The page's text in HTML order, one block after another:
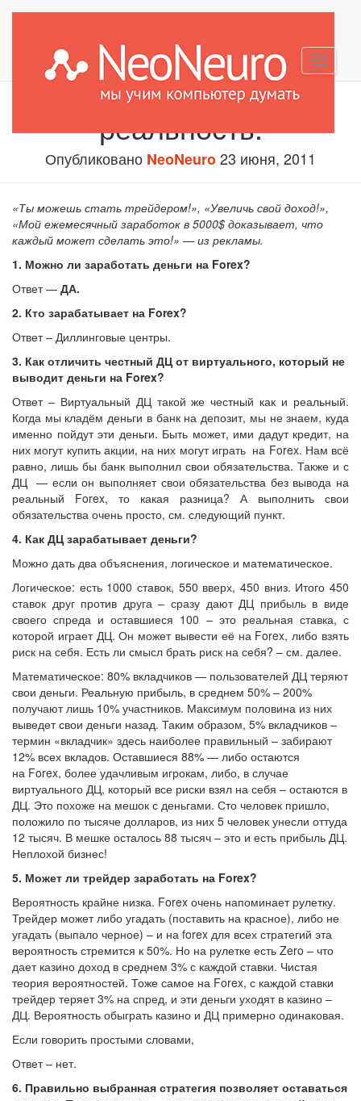
Forex – можно ли
заработать? Мифы и
реальность.
Опубликовано NeoNeuro23 июня, 2011
«Ты можешь стать трейдером!», «Увеличь свой доход!»,
«Мой ежемесячный заработок в 5000$ доказывает, что
каждый может сделать это!» — из рекламы.
1. Можно ли заработать деньги на Forex?
Ответ — ДА.
2. Кто зарабатывает на Forex?
Ответ – Диллинговые центры.
3. Как отличить честный ДЦ от виртуального, который не
выводит деньги на Forex?
Ответ – Виртуальный ДЦ такой же честный как и реальный.
Когда мы кладём деньги в банк на депозит, мы не знаем, куда
именно пойдут эти деньги. Быть может, ими дадут кредит, на
них могут купить акции, на них могут играть на Forex. Нам всё
равно, лишь бы банк выполнил свои обязательства. Также и с
ДЦ — если он выполняет свои обязательства без вывода на
реальный Forex, то какая разница? А выполнить свои
обязательства очень просто, см. следующий пункт.
4. Как ДЦ зарабатывает деньги?
Можно дать два объяснения, логическое и математическое.
Логическое: есть 1000 ставок, 550 вверх, 450 вниз. Итого 450
ставок друг против друга – сразу дают ДЦ прибыль в виде
своего спреда и оставшиеся 100 – это реальная ставка, с
которой играет ДЦ. Он может вывести её на Forex, либо взять
риск на себя. Есть ли смысл брать риск на себя? – см. далее.
Математическое: 80% вкладчиков — пользователей ДЦ теряют
свои деньги. Реальную прибыль, в среднем 50% – 200%
получают лишь 10% участников. Максимум половина из них
выведет свои деньги назад. Таким образом, 5% вкладчиков –
термин «вкладчик» здесь наиболее правильный – забирают
12% всех вкладов. Оставшиеся 88% — либо остаются
на Forex, более удачливым игрокам, либо, в случае
виртуального ДЦ, который все риски взял на себя – остаются в
ДЦ. Это похоже на мешок с деньгами. Сто человек пришло,
положило по тысяче долларов, из них 5 человек унесли оттуда
12 тысяч. В мешке осталось 88 тысяч – это и есть прибыль ДЦ.
Неплохой бизнес!
5. Может ли трейдер заработать на Forex?
Вероятность крайне низка. Forex очень напоминает рулетку.
Трейдер может либо угадать (поставить на красное), либо не
угадать (выпало черное) – и на forex для всех стратегий эта
вероятность стремится к 50%. Но на рулетке есть Zero – что
дает казино доход в среднем 3% с каждой ставки. Чистая
теория вероятностей. Тоже самое на Forex, с каждой ставки
трейдер теряет 3% на спред, и эти деньги уходят в казино –
ДЦ. Вероятность обыграть казино и ДЦ примерно одинаковая.
Если говорить простыми словами,
Ответ – нет.
6. Правильно выбранная стратегия позволяет оставаться